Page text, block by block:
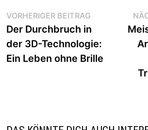
Beitragsnavigation
VORHERIGER BEITRAGVorheriger
Beitrag:
Der Durchbruch in
der 3D-Technologie:
Ein Leben ohne Brille